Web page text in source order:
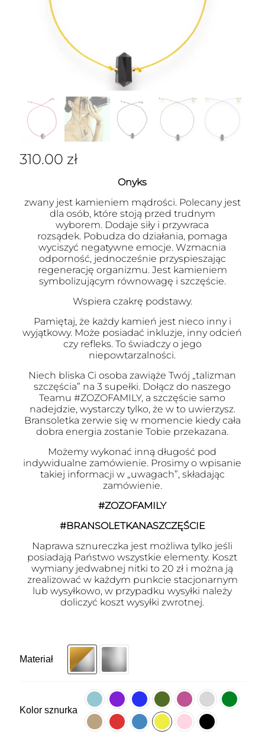
310.00 zł
Onyks
zwany jest kamieniem mądrości. Polecany jest
dla osób, które stoją przed trudnym
wyborem. Dodaje siły i przywraca
rozsądek. Pobudza do działania, pomaga
wyciszyć negatywne emocje. Wzmacnia
odporność, jednocześnie przyspieszając
regenerację organizmu. Jest kamieniem
symbolizującym równowagę i szczęście.
Wspiera czakrę podstawy.
Pamiętaj, że każdy kamień jest nieco inny i
wyjątkowy. Może posiadać inkluzje, inny odcień
czy refleks. To świadczy o jego
niepowtarzalności.
Niech bliska Ci osoba zawiąże Twój „talizman
szczęścia” na 3 supełki. Dołącz do naszego
Teamu #ZOZOFAMILY, a szczęście samo
nadejdzie, wystarczy tylko, że w to uwierzysz.
Bransoletka zerwie się w momencie kiedy cała
dobra energia zostanie Tobie przekazana.
Możemy wykonać inną długość pod
indywidualne zamówienie. Prosimy o wpisanie
takiej informacji w „uwagach”, składając
zamówienie.
#ZOZOFAMILY
#BRANSOLETKANASZCZĘŚCIE
Naprawa sznureczka jest możliwa tylko jeśli
posiadają Państwo wszystkie elementy. Koszt
wymiany jedwabnej nitki to 20 zł i można ją
zrealizować w każdym punkcie stacjonarnym
lub wysyłkowo, w przypadku wysyłki należy
doliczyć koszt wysyłki zwrotnej.
Materiał
Kolor sznurka